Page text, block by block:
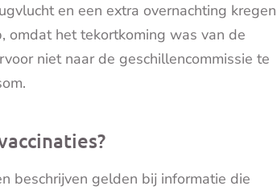
en een extra overnachting kregen
omdat het tekortkoming was van de
niet naar de geschillencommissie te
beschrijven gelden bij informatie die